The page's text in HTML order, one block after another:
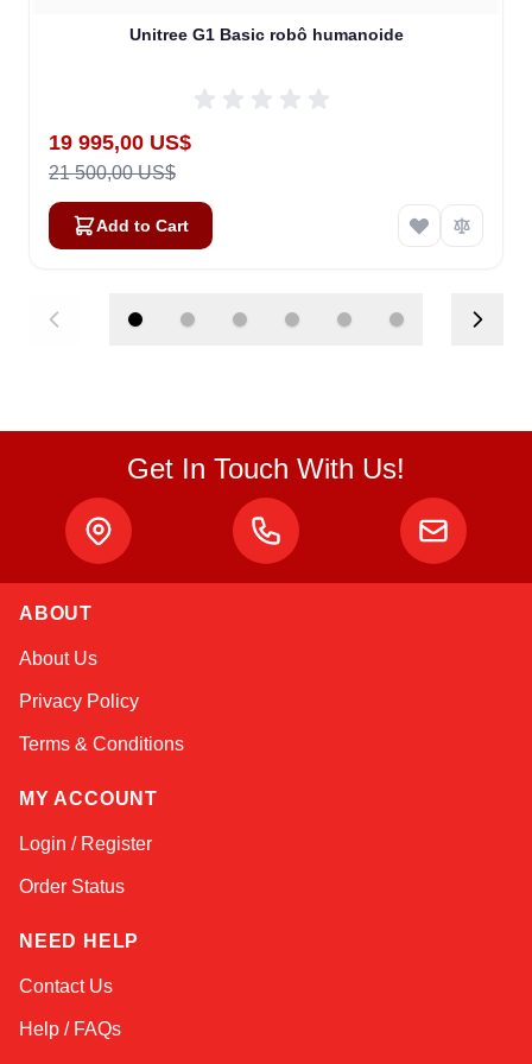
Unitree G1 Basic robô humanoide
Special Price
19 995,00 US$
21 500,00 US$
Add to Cart
Get In Touch With Us!
ABOUT
About Us
Privacy Policy
Terms & Conditions
MY ACCOUNT
Login / Register
Order Status
NEED HELP
Contact Us
Help / FAQs
Online — robotics specialist